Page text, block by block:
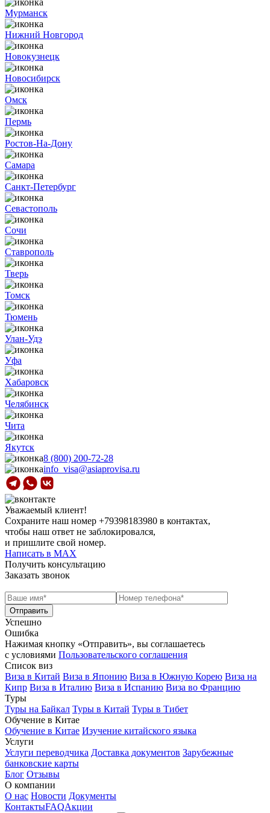
Мурманск
Нижний Новгород
Новокузнецк
Новосибирск
Омск
Пермь
Ростов-На-Дону
Самара
Санкт-Петербург
Севастополь
Сочи
Ставрополь
Тверь
Томск
Тюмень
Улан-Удэ
Уфа
Хабаровск
Челябинск
Чита
Якутск
8 (800) 200-72-28
info_visa@asiaprovisa.ru
Уважаемый клиент!
Сохраните наш номер +79398183980 в контактах,
чтобы наш ответ не заблокировался,
и пришлите свой номер.
Написать в МАХ
Получить консультацию
Заказать звонок
Успешно
Ошибка
Нажимая кнопку «Отправить», вы соглашаетесь
с условиями Пользовательского соглашения
Список виз
Виза в Китай Виза в Японию Виза в Южную Корею Виза на
Кипр Виза в Италию Виза в Испанию Виза во Францию
Туры
Туры на Байкал Туры в Китай Туры в Тибет
Обучение в Китае
Обучение в Китае Изучение китайского языка
Услуги
Услуги переводчика Доставка документов Зарубежные
банковские карты
Блог Отзывы
О компании
О нас Новости Документы
КонтактыFAQАкции